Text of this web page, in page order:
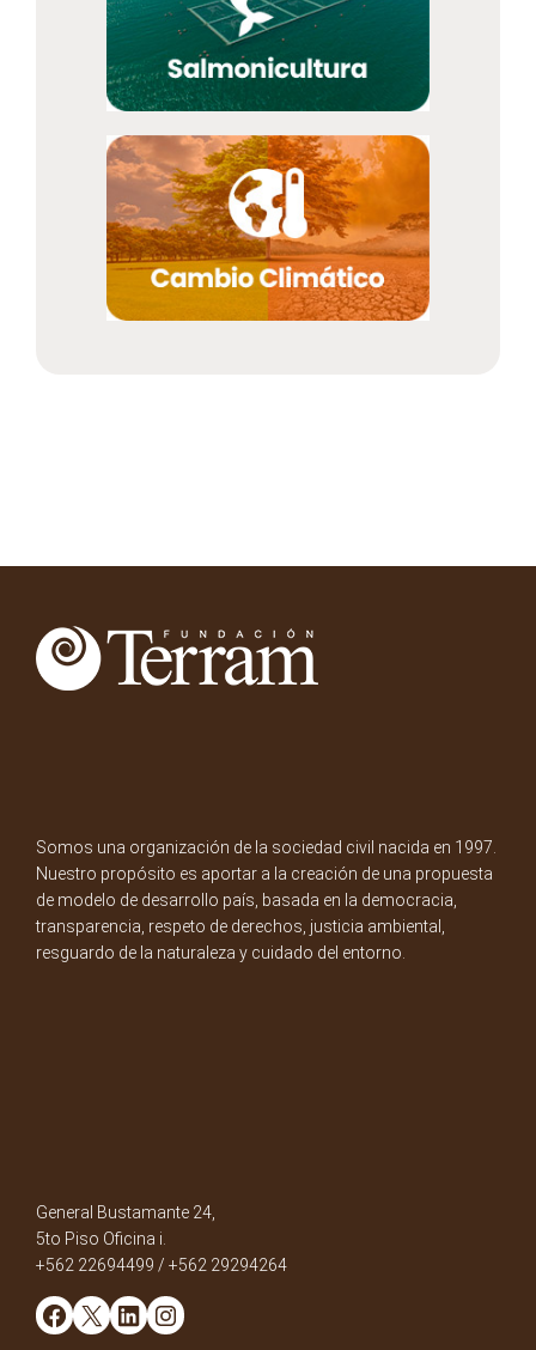
Somos una organización de la sociedad civil nacida en 1997.
Nuestro propósito es aportar a la creación de una propuesta
de modelo de desarrollo país, basada en la democracia,
transparencia, respeto de derechos, justicia ambiental,
resguardo de la naturaleza y cuidado del entorno.
General Bustamante 24,
5to Piso Oficina i.
+562 22694499 / +562 29294264